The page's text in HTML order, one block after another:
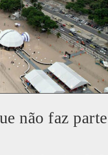
não faz parte